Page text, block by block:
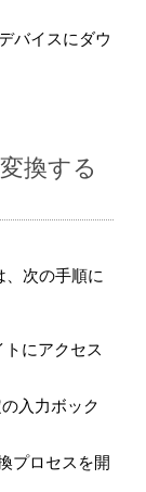
バイスにダウ
換する
、次の手順に
にアクセス
入力ボック
プロセスを開